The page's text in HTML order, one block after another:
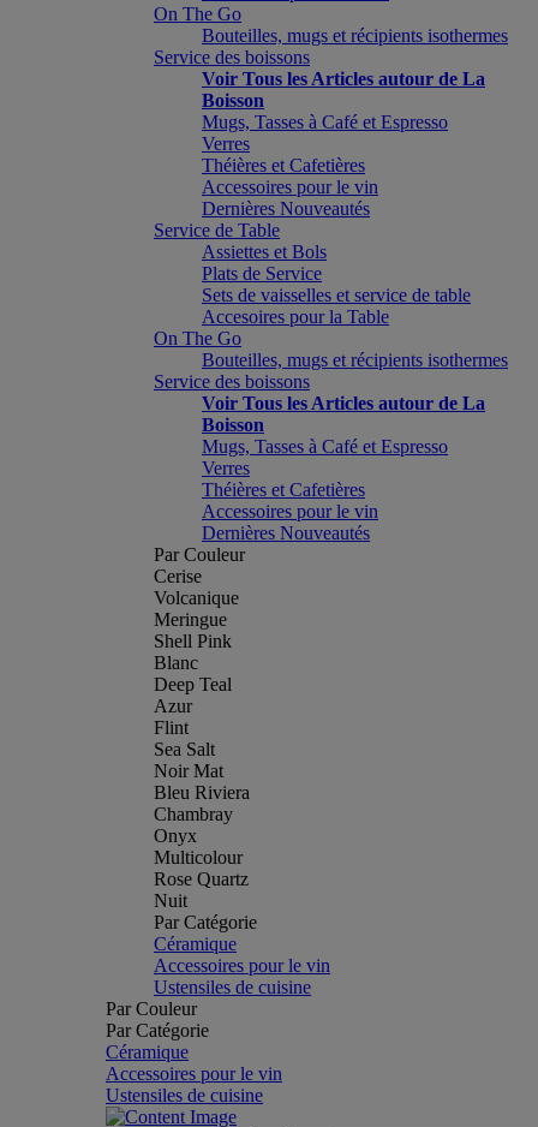
On The Go
Bouteilles, mugs et récipients isothermes
Service des boissons
Voir Tous les Articles autour de La
Boisson
Mugs, Tasses à Café et Espresso
Verres
Théières et Cafetières
Accessoires pour le vin
Dernières Nouveautés
Service de Table
Assiettes et Bols
Plats de Service
Sets de vaisselles et service de table
Accesoires pour la Table
On The Go
Bouteilles, mugs et récipients isothermes
Service des boissons
Voir Tous les Articles autour de La
Boisson
Mugs, Tasses à Café et Espresso
Verres
Théières et Cafetières
Accessoires pour le vin
Dernières Nouveautés
Par Couleur
Cerise
Volcanique
Meringue
Shell Pink
Blanc
Deep Teal
Azur
Flint
Sea Salt
Noir Mat
Bleu Riviera
Chambray
Onyx
Multicolour
Rose Quartz
Nuit
Par Catégorie
Céramique
Accessoires pour le vin
Ustensiles de cuisine
Par Couleur
Par Catégorie
Céramique
Accessoires pour le vin
Ustensiles de cuisine